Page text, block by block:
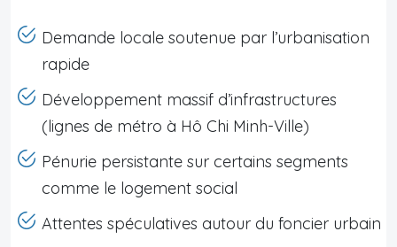
Demande locale soutenue par l’urbanisation
rapide
Développement massif d’infrastructures
(lignes de métro à Hô Chi Minh-Ville)
Pénurie persistante sur certains segments
comme le logement social
Attentes spéculatives autour du foncier urbain